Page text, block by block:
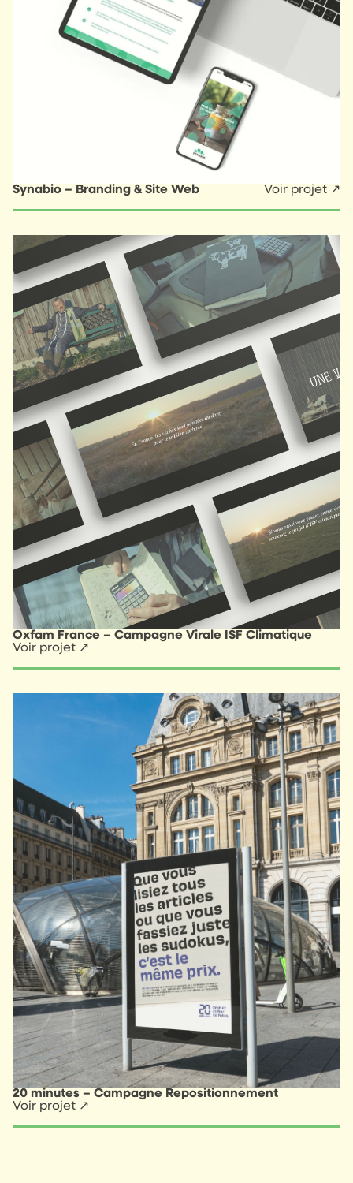
Synabio – Branding & Site Web Voir projet ↗
Oxfam France – Campagne Virale ISF Climatique
Voir projet ↗
20 minutes – Campagne Repositionnement
Voir projet ↗